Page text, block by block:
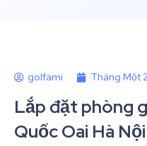
golfami Tháng Một
Lắp đặt phòng
Quốc Oai Hà Nội